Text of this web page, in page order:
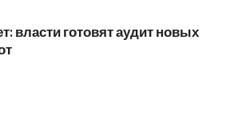
власти готовят аудит новых